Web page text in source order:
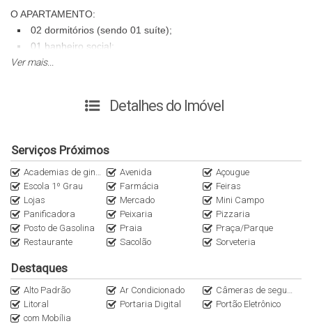
O APARTAMENTO:
02 dormitórios (sendo 01 suíte);
01 banheiro social;
Área de serviço;
Sacada com churrasqueira;
Em sua infraestrutura, o RESIDENCIAL ATLÂNTICO oferece a
seus proprietários:
Acabamento de altíssimo padrão;
Hobby Box privativo;
01 elevador por torre;
Piscinas;
Brinquedoteca;
Ver mais...
Detalhes do Imóvel
Serviços Próximos
Academias de ginástica Avenida
Açougue
Escola 1º Grau
Farmácia
Feiras
Lojas
Mercado
Mini Campo
Panificadora
Peixaria
Pizzaria
Posto de Gasolina
Praia
Praça/Parque
Restaurante
Sacolão Sorveteria
Destaques
Alto Padrão Ar Condicionado
Câmeras de segurança
Litoral
Portaria Digital
Portão Eletrônico
com Mobília